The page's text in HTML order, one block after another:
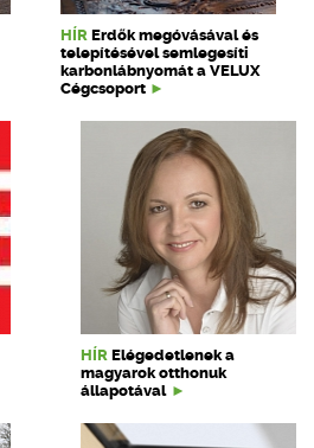
HÍR Erdők megóvásával és
telepítésével semlegesíti
karbonlábnyomát a VELUX
Cégcsoport
HÍR Elégedetlenek a
magyarok otthonuk
állapotával